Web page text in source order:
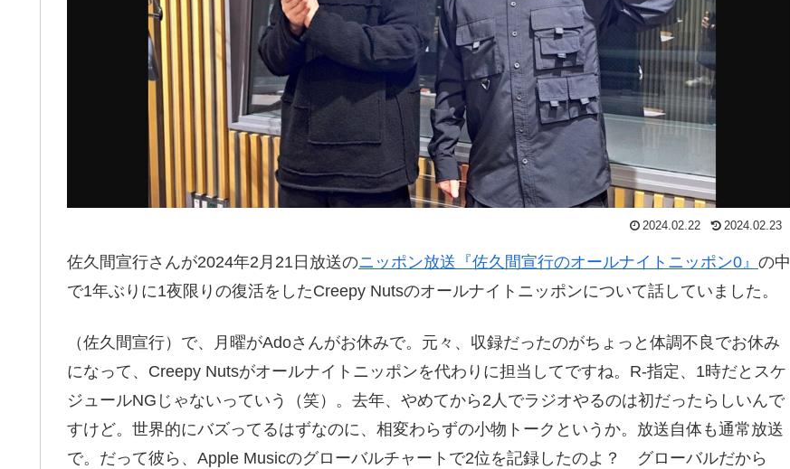
2024.02.22 2024.02.23
佐久間宣行さんが2024年2月21日放送のニッポン放送『佐久間宣行のオールナイトニッポン0』 の中
で1年ぶりに1夜限りの復活をしたCreepy Nutsのオールナイトニッポンについて話していました。
（佐久間宣行）で、月曜がAdoさんがお休みで。元々、収録だったのがちょっと体調不良でお休み
になって、Creepy Nutsがオールナイトニッポンを代わりに担当してですね。R-指定、1時だとスケ
ジュールNGじゃないっていう（笑）。去年、やめてから2人でラジオやるのは初だったらしいんで
すけど。世界的にバズってるはずなのに、相変わらずの小物トークというか。放送自体も通常放送
で。だって彼ら、Apple Musicのグローバルチャートで2位を記録したのよ？ グローバルだから